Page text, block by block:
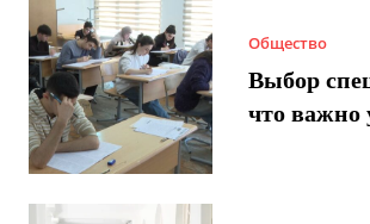
Общество
Выбор
что важно